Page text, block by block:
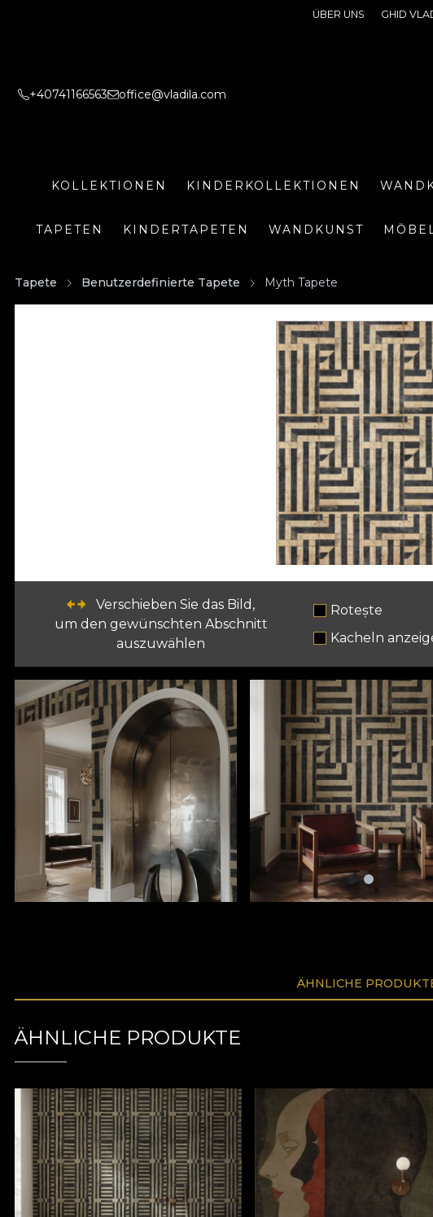
ÜBER UNS GHID
+40741166563 office@vladila.com
KOLLEKTIONEN KINDERKOLLEKTIONEN
TAPETEN KINDERTAPETEN WANDKUNST
Tapete Benutzerdefinierte Tapete Myth Tapete
Verschieben Sie das Bild,
um den gewünschten Abschnitt
auszuwählen
Rotește
Kacheln
ÄHNLICHE
ÄHNLICHE PRODUKTE